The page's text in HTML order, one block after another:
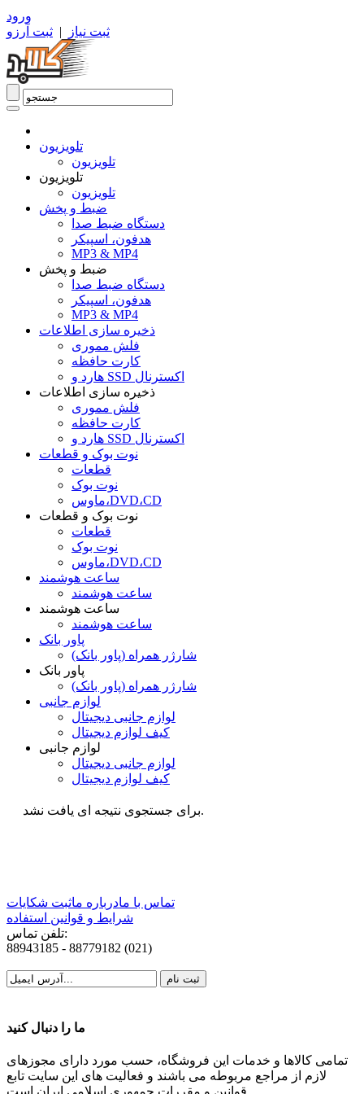
ورود
ثبت نیاز
| ثبت آرزو
تلویزیون
تلویزیون
تلویزیون
تلویزیون
ضبط و پخش
دستگاه ضبط صدا
هدفون، اسپیکر
MP3 & MP4
ضبط و پخش
دستگاه ضبط صدا
هدفون، اسپیکر
MP3 & MP4
ذخیره سازی اطلاعات
فلش مموری
کارت حافظه
هارد و SSD اکسترنال
ذخیره سازی اطلاعات
فلش مموری
کارت حافظه
هارد و SSD اکسترنال
نوت بوک و قطعات
قطعات
نوت بوک
ماوس،DVD،CD
نوت بوک و قطعات
قطعات
نوت بوک
ماوس،DVD،CD
ساعت هوشمند
ساعت هوشمند
ساعت هوشمند
ساعت هوشمند
پاور بانک
شارژر همراه (پاور بانک)
پاور بانک
شارژر همراه (پاور بانک)
لوازم جانبی
لوازم جانبی دیجیتال
کیف لوازم دیجیتال
لوازم جانبی
لوازم جانبی دیجیتال
کیف لوازم دیجیتال
برای جستجوی نتیجه ای یافت نشد.
تماس با مادرباره ماثبت شکایات
شرايط و قوانین استفاده
تلفن تماس:
88943185 - 88779182 (021)
ما را دنبال کنید
تمامی کالاها و خدمات این فروشگاه، حسب مورد دارای مجوزهای
لازم از مراجع مربوطه می باشند و فعالیت های این سایت تابع